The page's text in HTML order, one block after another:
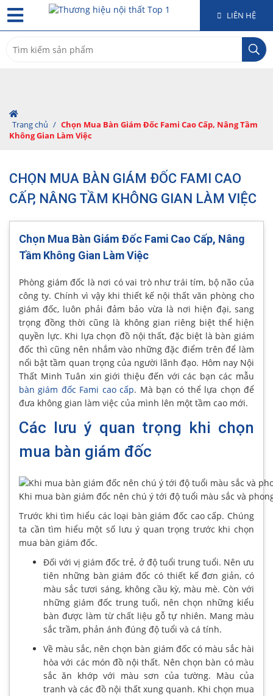
LIÊN HỆ
for:
Trang chủ / Chọn Mua Bàn Giám Đốc Fami Cao Cấp, Nâng Tầm
Không Gian Làm Việc
CHỌN MUA BÀN GIÁM ĐỐC FAMI CAO
CẤP, NÂNG TẦM KHÔNG GIAN LÀM VIỆC
Chọn Mua Bàn Giám Đốc Fami Cao Cấp, Nâng
Tầm Không Gian Làm Việc
Phòng giám đốc là nơi có vai trò như trái tím, bộ não của
công ty. Chính vì vậy khi thiết kế nội thất văn phòng cho
giám đốc, luôn phải đảm bảo vừa là nơi hiện đại, sang
trọng đồng thời cũng là không gian riêng biệt thể hiện
quyền lực. Khi lựa chọn đồ nội thất, đặc biệt là bàn giám
đốc thì cũng nên nhắm vào những đặc điểm trên để làm
nổi bật tầm quan trọng của người lãnh đạo. Hôm nay Nội
Thất Minh Tuân xin giới thiệu đến với các bạn các mẫu
bàn giám đốc Fami cao cấp. Mà bạn có thể lựa chọn để
đưa không gian làm việc của mình lên một tầm cao mới.
Các lưu ý quan trọng khi chọn
mua bàn giám đốc
Khi mua bàn giám đốc nên chú ý tới độ tuổi màu sắc và
Trước khi tìm hiểu các loại bàn giám đốc cao cấp. Chúng
ta cần tìm hiểu một số lưu ý quan trọng trước khi chọn
mua bàn giám đốc.
Đối với vị giám đốc trẻ, ở độ tuổi trung tuổi. Nên ưu
tiên những bàn giám đốc có thiết kế đơn giản, có
màu sắc tươi sáng, không cầu kỳ, màu mè. Còn với
những giám đốc trung tuổi, nên chọn những kiểu
bàn được làm từ chất liệu gỗ tự nhiên. Mang màu
sắc trầm, phản ánh đúng độ tuổi và cá tính.
Về màu sắc, nên chọn bàn giám đốc có màu sắc hài
hòa với các món đồ nội thất. Nên chọn bàn có màu
sắc ăn khớp với màu sơn của tường. Màu của
tranh và các đồ nội thất xung quanh. Khi chọn mua